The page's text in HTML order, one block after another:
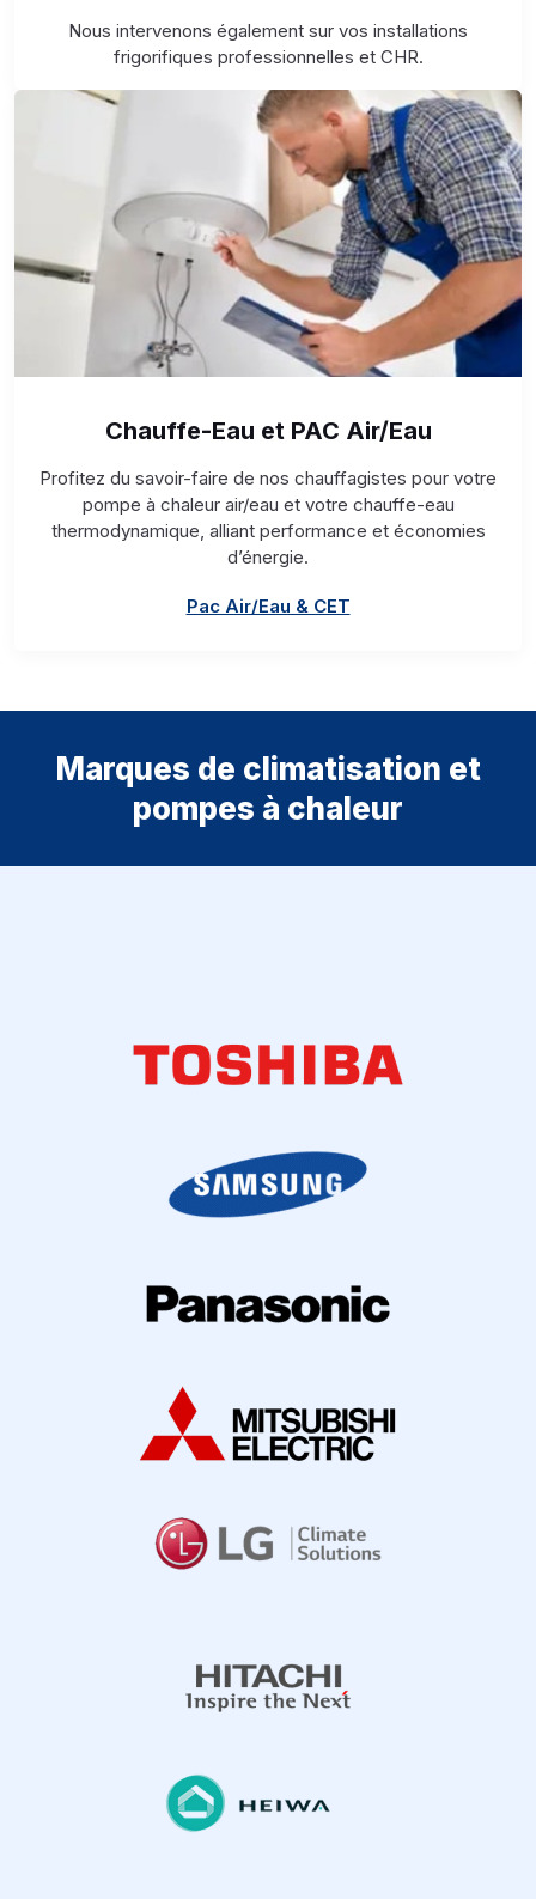
Nous intervenons également sur vos installations
frigorifiques professionnelles et CHR.
Chauffe-Eau et PAC Air/Eau
Profitez du savoir-faire de nos chauffagistes pour votre
pompe à chaleur air/eau et votre chauffe-eau
thermodynamique, alliant performance et économies
d’énergie.
Pac Air/Eau & CET
Marques de climatisation et
pompes à chaleur